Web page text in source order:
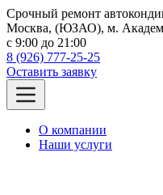
Срочный ремонт
Москва, (ЮЗАО), м.
c 9:00 до 21:00
8 (926) 777-25-25
Оставить заявку
О компании
Наши услуги